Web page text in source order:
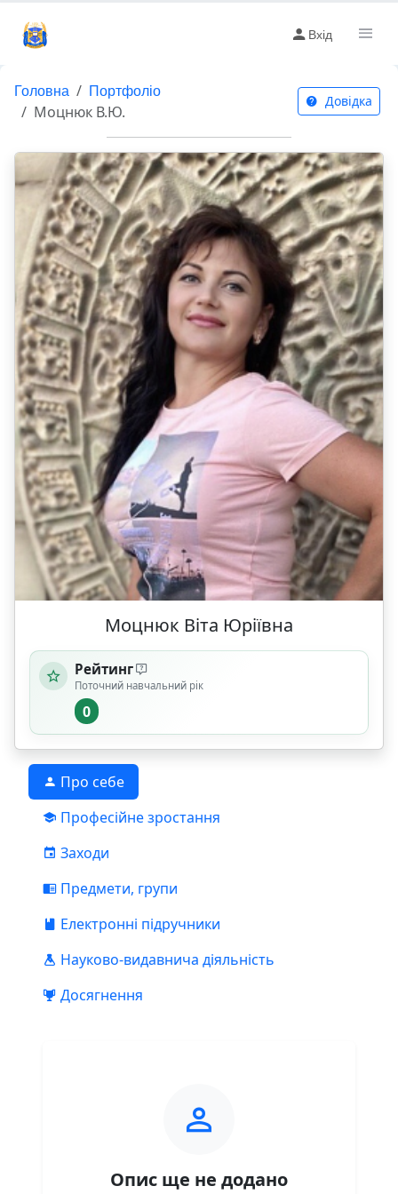
Вхід
Головна Портфоліо
Моцнюк В.Ю.
Довідка
Моцнюк Віта Юріївна
Рейтинг
Поточний навчальний рік
0
Про себе
Професійне зростання
Заходи
Предмети, групи
Електронні підручники
Науково-видавнича діяльність
Досягнення
Опис ще не додано